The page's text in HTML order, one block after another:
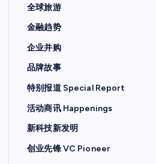
全球旅游
金融趋势
企业并购
品牌故事
特别报道 Special Report
活动商讯 Happenings
新科技新发明
创业先锋 VC Pioneer